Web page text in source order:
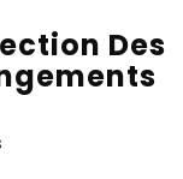
Des